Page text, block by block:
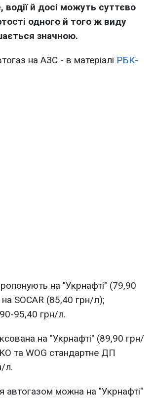
й досі можуть суттєво
одного й того ж виду
значною.
на АЗС - в матеріалі РБК-
на "Укрнафті" (79,90
SOCAR (85,40 грн/л);
95,40 грн/л.
на "Укрнафті" (89,90 грн/
та WOG стандартне ДП
л.
можна на "Укрнафті"